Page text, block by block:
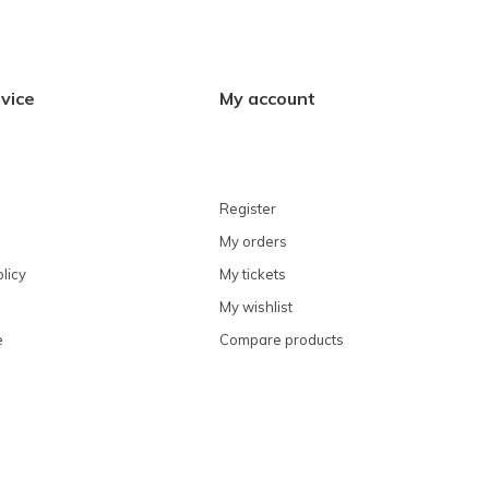
My account
Register
My orders
My tickets
My wishlist
Compare products